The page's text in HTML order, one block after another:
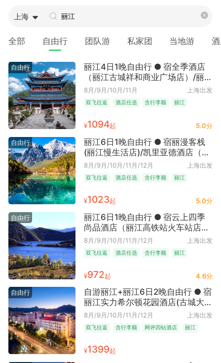
上海
全部 自由行 团队游 私家团 当地游
自由行
丽江4日1晚自由行 ● 宿全季酒店
（丽江古城祥和商业广场店）/丽江
古城希尔顿欢朋酒店可选·（全季/
希尔顿欢朋2选1 古城C位+直飞往
返含行李｜松弛感拉满 等一场日照
金山）
8月/9月/10月/11月 上海出发
双飞往返 酒店任选 含行李额 丽江
¥1094起 5.0分
自由行
丽江6日1晚自由行 ● 宿丽漫客栈
(丽江慢生活店)/凯里亚德酒店（丽
江古城大水车店）可选·（直飞往返
含行李+古城大水车凯里亚德/束河
纳西庭院二选一｜住进风景里 用6
天把自己还给丽江的云）
8月/9月/10月/11月/12月 上海出发
双飞往返 酒店任选 含行李额 丽江
¥1023起 5.0分
自由行
丽江6日1晚自由行 ● 宿云上四季
尚品酒店（丽江高铁站火车站店）/
喆啡酒店(丽江古城中心店)可选
·（古城街巷VS高铁站旁2选1｜直
飞往返含行李｜随心选舒心游）
8月/9月/10月/11月/12月 上海出发
双飞往返 酒店任选 含行李额 丽江
¥972起 4.6分
自由行
自游丽江+丽江6日2晚自由行 ● 宿
丽江实力希尔顿花园酒店(古城大水
车店)·（直飞往返+连住两晚含早｜
品牌保障YYDS 市中心去哪都方便
｜亲子友好+早餐吃到撑｜主打一
个爱你老己）
8月/9月/10月/11月/12月 上海出发
双飞往返 含行李额 网评四钻酒店 丽江
¥1399起